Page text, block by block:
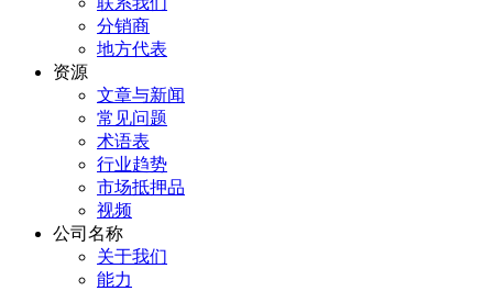
分销商
地方代表
资源
文章与新闻
常见问题
术语表
行业趋势
市场抵押品
视频
公司名称
关于我们
能力